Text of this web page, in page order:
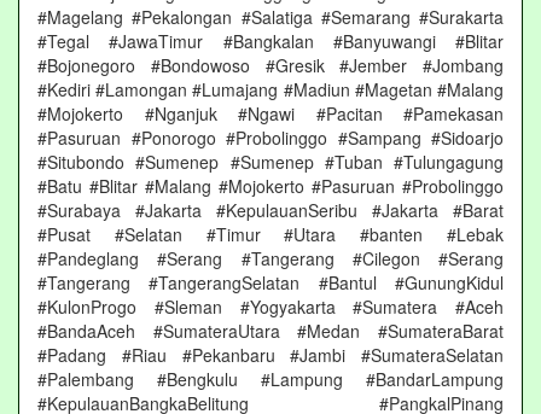
#Magelang #Pekalongan #Salatiga #Semarang #Surakarta
#Tegal #JawaTimur #Bangkalan #Banyuwangi #Blitar
#Bojonegoro #Bondowoso #Gresik #Jember #Jombang
#Kediri #Lamongan #Lumajang #Madiun #Magetan #Malang
#Mojokerto #Nganjuk #Ngawi #Pacitan #Pamekasan
#Pasuruan #Ponorogo #Probolinggo #Sampang #Sidoarjo
#Situbondo #Sumenep #Sumenep #Tuban #Tulungagung
#Batu #Blitar #Malang #Mojokerto #Pasuruan #Probolinggo
#Surabaya #Jakarta #KepulauanSeribu #Jakarta #Barat
#Pusat #Selatan #Timur #Utara #banten #Lebak
#Pandeglang #Serang #Tangerang #Cilegon #Serang
#Tangerang #TangerangSelatan #Bantul #GunungKidul
#KulonProgo #Sleman #Yogyakarta #Sumatera #Aceh
#BandaAceh #SumateraUtara #Medan #SumateraBarat
#Padang #Riau #Pekanbaru #Jambi #SumateraSelatan
#Palembang #Bengkulu #Lampung #BandarLampung
#KepulauanBangkaBelitung #PangkalPinang